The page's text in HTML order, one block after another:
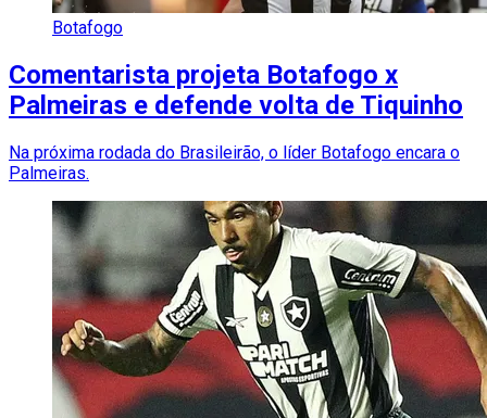
Botafogo
Comentarista projeta Botafogo x
Palmeiras e defende volta de Tiquinho
Na próxima rodada do Brasileirão, o líder Botafogo encara o
Palmeiras.